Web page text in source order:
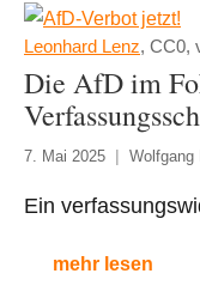
Leonhard Lenz, CC0,
Die AfD im
7. Mai 2025 Wolfgang
Ein
mehr lesen